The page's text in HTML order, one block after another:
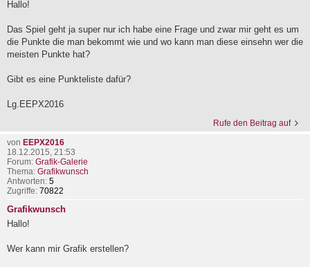
Hallo!
Das Spiel geht ja super nur ich habe eine Frage und zwar mir geht es um
die Punkte die man bekommt wie und wo kann man diese einsehn wer die
meisten Punkte hat?
Gibt es eine Punkteliste dafür?
Lg.EEPX2016
Rufe den Beitrag auf
von EEPX2016
18.12.2015, 21:53
Forum: Grafik-Galerie
Thema: Grafikwunsch
Antworten: 5
Zugriffe: 70822
Grafikwunsch
Hallo!
Wer kann mir Grafik erstellen?